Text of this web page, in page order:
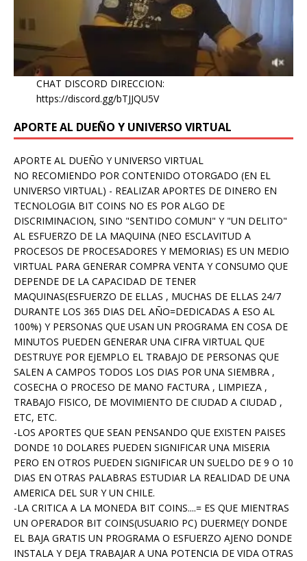
CHAT DISCORD DIRECCION:
https://discord.gg/bTJJQU5V
APORTE AL DUEÑO Y UNIVERSO VIRTUAL
APORTE AL DUEÑO Y UNIVERSO VIRTUAL
NO RECOMIENDO POR CONTENIDO OTORGADO (EN EL
UNIVERSO VIRTUAL) - REALIZAR APORTES DE DINERO EN
TECNOLOGIA BIT COINS NO ES POR ALGO DE
DISCRIMINACION, SINO "SENTIDO COMUN" Y "UN DELITO"
AL ESFUERZO DE LA MAQUINA (NEO ESCLAVITUD A
PROCESOS DE PROCESADORES Y MEMORIAS) ES UN MEDIO
VIRTUAL PARA GENERAR COMPRA VENTA Y CONSUMO QUE
DEPENDE DE LA CAPACIDAD DE TENER
MAQUINAS(ESFUERZO DE ELLAS , MUCHAS DE ELLAS 24/7
DURANTE LOS 365 DIAS DEL AÑO=DEDICADAS A ESO AL
100%) Y PERSONAS QUE USAN UN PROGRAMA EN COSA DE
MINUTOS PUEDEN GENERAR UNA CIFRA VIRTUAL QUE
DESTRUYE POR EJEMPLO EL TRABAJO DE PERSONAS QUE
SALEN A CAMPOS TODOS LOS DIAS POR UNA SIEMBRA ,
COSECHA O PROCESO DE MANO FACTURA , LIMPIEZA ,
TRABAJO FISICO, DE MOVIMIENTO DE CIUDAD A CIUDAD ,
ETC, ETC.
-LOS APORTES QUE SEAN PENSANDO QUE EXISTEN PAISES
DONDE 10 DOLARES PUEDEN SIGNIFICAR UNA MISERIA
PERO EN OTROS PUEDEN SIGNIFICAR UN SUELDO DE 9 O 10
DIAS EN OTRAS PALABRAS ESTUDIAR LA REALIDAD DE UNA
AMERICA DEL SUR Y UN CHILE.
-LA CRITICA A LA MONEDA BIT COINS....= ES QUE MIENTRAS
UN OPERADOR BIT COINS(USUARIO PC) DUERME(Y DONDE
EL BAJA GRATIS UN PROGRAMA O ESFUERZO AJENO DONDE
INSTALA Y DEJA TRABAJAR A UNA POTENCIA DE VIDA OTRAS